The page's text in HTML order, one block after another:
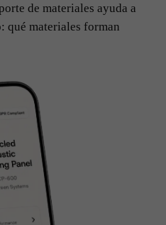
de materiales ayuda a
qué materiales forman